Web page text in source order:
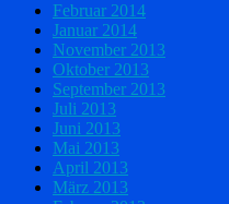
Februar 2014
Januar 2014
November 2013
Oktober 2013
September 2013
Juli 2013
Juni 2013
Mai 2013
April 2013
März 2013